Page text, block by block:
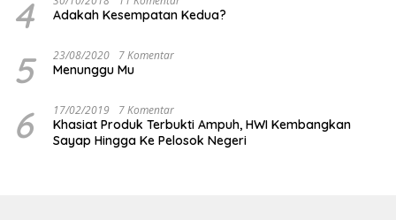
4 Adakah Kesempatan Kedua?
5 23/08/2020 7 Komentar
Menunggu Mu
6 17/02/2019 7 Komentar
Khasiat Produk Terbukti Ampuh, HWI Kembangkan
Sayap Hingga Ke Pelosok Negeri